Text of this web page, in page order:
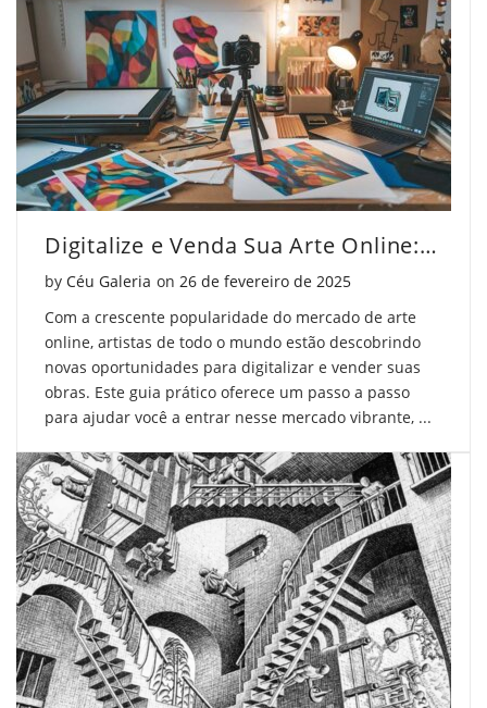
Digitalize e Venda Sua Arte Online: Guia Prático
by Céu Galeria on Posted on
26 de fevereiro de 2025
Com a crescente popularidade do mercado de arte
online, artistas de todo o mundo estão descobrindo
novas oportunidades para digitalizar e vender suas
obras. Este guia prático oferece um passo a passo
para ajudar você a entrar nesse mercado vibrante, ...